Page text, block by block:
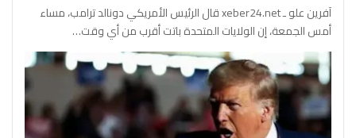
آفرين علو ـ xeber24.net قال الرئيس الأمريكي دونالد ترامب، مساء
أمس الجمعة، إن الولايات المتحدة باتت أقرب من أي وقت…